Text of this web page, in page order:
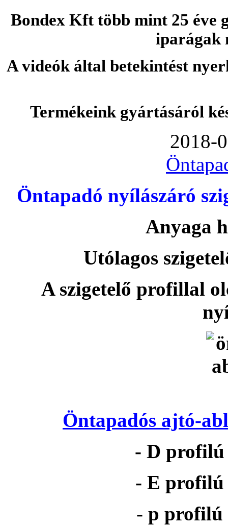
Bondex Kft több mint 25 éve
iparágak
A videók által betekintést
Termékeink gyártásáról
2018-
Öntapadó nyílászáró
Anyaga
Utólagos
A szigetelő profillal
Öntapadós ajtó-
- D profilú
- E profilú
- p profilú